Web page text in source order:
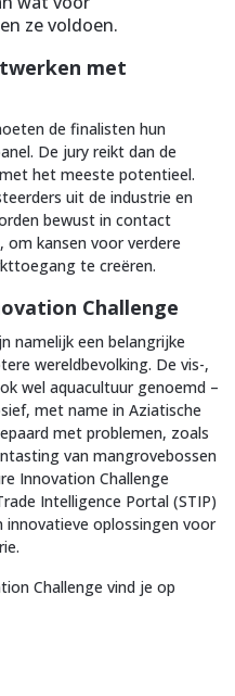
ze voldoen.
met
de finalisten hun
De jury reikt dan de
het meeste potentieel.
uit de industrie en
bewust in contact
kansen voor verdere
te creëren.
Challenge
namelijk een belangrijke
wereldbevolking. De vis-,
wel aquacultuur genoemd –
met name in Aziatische
met problemen, zoals
van mangrovebossen
Innovation Challenge
Intelligence Portal (STIP)
innovatieve oplossingen voor
Challenge vind je op